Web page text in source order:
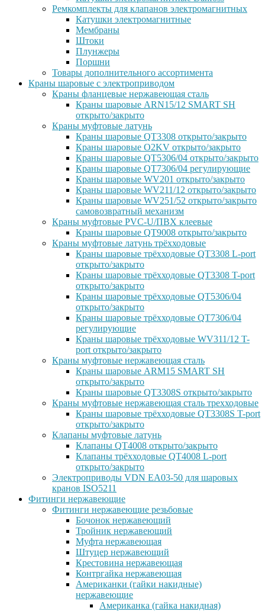
Ремкомплекты для клапанов электромагнитных
Катушки электромагнитные
Мембраны
Штоки
Плунжеры
Поршни
Товары дополнительного ассортимента
Краны шаровые с электроприводом
Краны фланцевые нержавеющая сталь
Краны шаровые ARN15/12 SMART SH
открыто/закрыто
Краны муфтовые латунь
Краны шаровые QT3308 открыто/закрыто
Краны шаровые O2KV открыто/закрыто
Краны шаровые QT5306/04 открыто/закрыто
Краны шаровые QT7306/04 регулирующие
Краны шаровые WV201 открыто/закрыто
Краны шаровые WV211/12 открыто/закрыто
Краны шаровые WV251/52 открыто/закрыто
самовозвратный механизм
Краны муфтовые PVC-U/ПВХ клеевые
Краны шаровые QT9008 открыто/закрыто
Краны муфтовые латунь трёхходовые
Краны шаровые трёхходовые QT3308 L-port
открыто/закрыто
Краны шаровые трёхходовые QT3308 T-port
открыто/закрыто
Краны шаровые трёхходовые QT5306/04
открыто/закрыто
Краны шаровые трёхходовые QT7306/04
регулирующие
Краны шаровые трёхходовые WV311/12 T-
port открыто/закрыто
Краны муфтовые нержавеющая сталь
Краны шаровые ARM15 SMART SH
открыто/закрыто
Краны шаровые QT3308S открыто/закрыто
Краны муфтовые нержавеющая сталь трехходовые
Краны шаровые трёхходовые QT3308S T-port
открыто/закрыто
Клапаны муфтовые латунь
Клапаны QT4008 открыто/закрыто
Клапаны трёхходовые QT4008 L-port
открыто/закрыто
Электроприводы VDN EA03-50 для шаровых
кранов ISO5211
Фитинги нержавеющие
Фитинги нержавеющие резьбовые
Бочонок нержавеющий
Тройник нержавеющий
Муфта нержавеющая
Штуцер нержавеющий
Крестовина нержавеющая
Контргайка нержавеющая
Американки (гайки накидные)
нержавеющие
Американка (гайка накидная)